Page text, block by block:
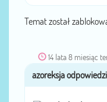
Temat został
14 lata 8 miesiąc